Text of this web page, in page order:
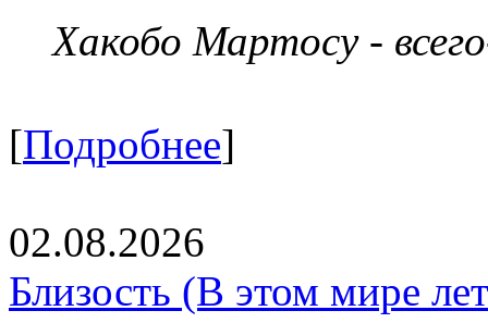
Хакобо Мартосу -
[Подробнее]
02.08.2026
Близость (В этом мире